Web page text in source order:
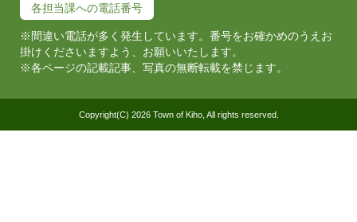
各担当課への電話番号
※間違い電話が多く発生しています。番号をお確かめのうえお
掛けくださいますよう、お願いいたします。
※各ページの記載記事、写真の無断転載を禁じます。
Copyright(C) 2026 Town of Kiho, All rights reserved.